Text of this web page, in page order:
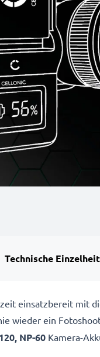
Technische
einsatzbereit mit
wieder ein
NP-60 Kamera-